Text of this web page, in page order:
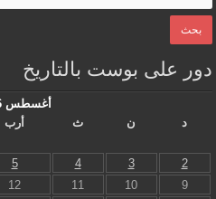
دور على بوست بالتاريخ
أغسطس 2026
د
ن ث أرب
2
3
4
5
9
10
11
12